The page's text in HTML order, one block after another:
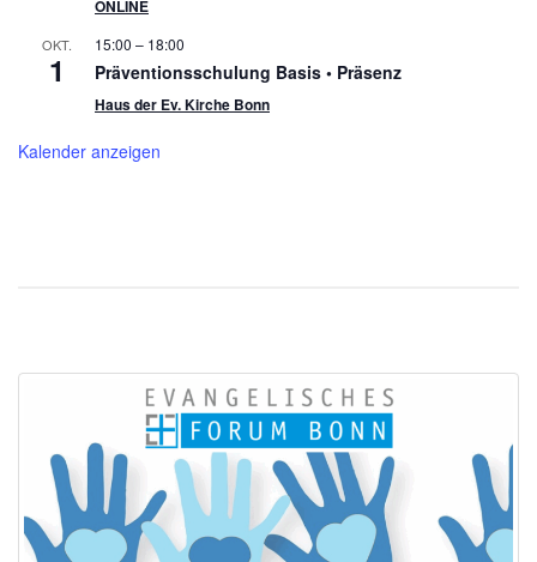
ONLINE
OKT.
1
15:00 – 18:00
Präventionsschulung Basis • Präsenz
Haus der Ev. Kirche Bonn
Kalender anzeigen